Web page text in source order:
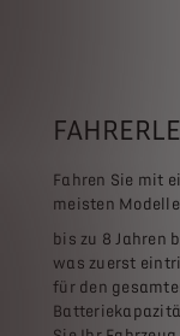
Fahren Sie mit
meisten
bis zu 8 Jahren
was zuerst
für den